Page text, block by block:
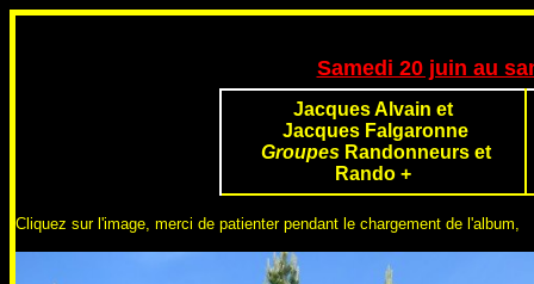
Samedi 20 juin au
Jacques Alvain et
Jacques Falgaronne
Groupes Randonneurs et
Rando+
Cliquez sur l'image, merci de patienter pendant le chargement de l'album,